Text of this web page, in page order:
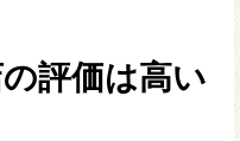
評価は高い